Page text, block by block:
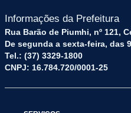
Informações da Prefeitura
Rua Barão de Piumhi, nº 121,
De segunda a sexta-feira, das
Tel.: (37) 3329-1800
CNPJ: 16.784.720/0001-25